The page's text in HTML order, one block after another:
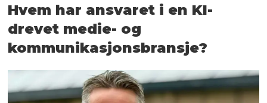
Hvem har ansvaret i en KI-
drevet medie- og
kommunikasjons­bransje?